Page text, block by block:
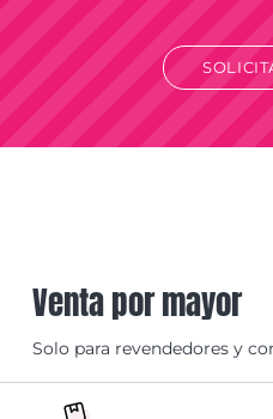
Venta por mayor
Solo para revendedores y